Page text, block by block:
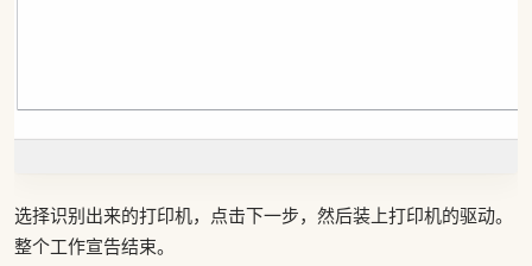
选择识别出来的打印机，点击下一步，然后装上打印机的驱动。
整个工作宣告结束。